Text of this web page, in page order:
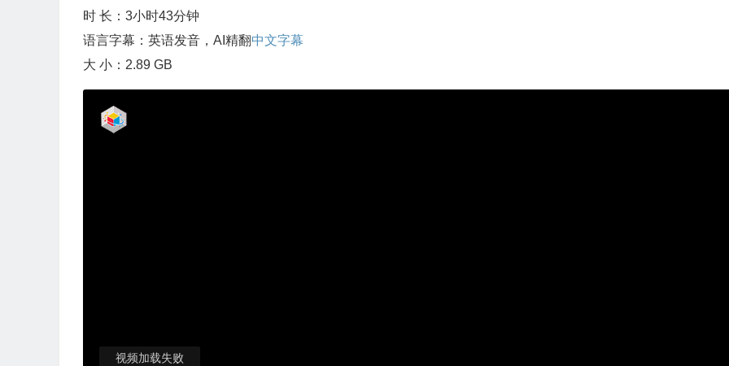
时 长：3小时43分钟
语言字幕：英语发音，AI精翻中文字幕
大 小：2.89 GB
视频加载失败